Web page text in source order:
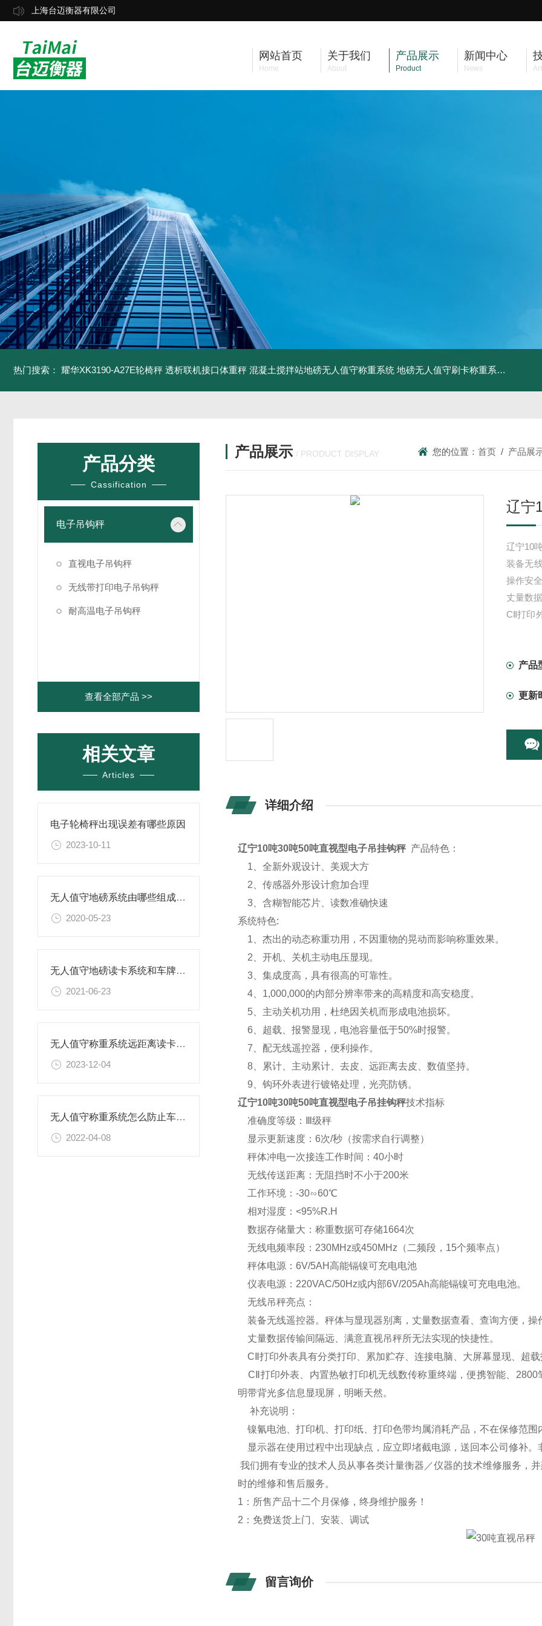
上海台迈衡器有限公司
网站首页
Home
关于我们
About
产品展示
Product
新闻中心
News
热门搜索： 耀华XK3190-A27E轮椅秤 透析联机接口体重秤 混凝土搅拌站地磅无人值守称重系统 地磅无人值守刷卡称重系统
产品分类
Cassification
电子吊钩秤
直视电子吊钩秤
无线带打印电子吊钩秤
耐高温电子吊钩秤
查看全部产品 >>
相关文章
Articles
电子轮椅秤出现误差有哪些原因
2023-10-11
无人值守地磅系统由哪些组成有什么优势
2020-05-23
无人值守地磅读卡系统和车牌识别系统的优缺点
2021-06-23
无人值守称重系统远距离读卡自动过磅功能特点
2023-12-04
无人值守称重系统怎么防止车辆过磅作假
2022-04-08
产品展示 / PRODUCT DISPLAY 您的位置：首页 / 产品展
辽宁
辽宁10
装备无
操作安
丈量数
CⅡ打印
产品
更新
详细介绍
辽宁10吨30吨50吨直视型电子吊挂钩秤产品特色：
1、全新外观设计、美观大方
2、传感器外形设计愈加合理
3、含糊智能芯片、读数准确快速
系统特色:
1、杰出的动态称重功用，不因重物的晃动而影响称重效果。
2、开机、关机主动电压显现。
3、集成度高，具有很高的可靠性。
4、1,000,000的内部分辨率带来的高精度和高安稳度。
5、主动关机功用，杜绝因关机而形成电池损坏。
6、超载、报警显现，电池容量低于50%时报警。
7、配无线遥控器，便利操作。
8、累计、主动累计、去皮、远距离去皮、数值坚持。
9、钩环外表进行镀铬处理，光亮防锈。
辽宁10吨30吨50吨直视型电子吊挂钩秤技术指标
准确度等级：Ⅲ级秤
显示更新速度：6次/秒（按需求自行调整）
秤体冲电一次接连工作时间：40小时
无线传送距离：无阻挡时不小于200米
工作环境：-30∽60℃
相对湿度：<95%R.H
数据存储量大：称重数据可存储1664次
无线电频率段：230MHz或450MHz（二频段，15个频率点）
秤体电源：6V/5AH高能镉镍可充电电池
仪表电源：220VAC/50Hz或内部6V/205Ah高能镉镍可充电电池。
无线吊秤亮点：
装备无线遥控器。秤体与显现器别离，丈量数据查看、查询方便，操
丈量数据传输间隔远、满意直视吊秤所无法实现的快捷性。
CⅡ打印外表具有分类打印、累加贮存、连接电脑、大屏幕显现、超
CⅡ打印外表、内置热敏打印机无线数传称重终端，便携智能、
明带背光多信息显现屏，明晰天然。
补充说明：
镍氰电池、打印机、打印纸、打印色带均属消耗产品，不在保修范围
显示器在使用过程中出现缺点，应立即堵截电源，送回本公司修补
我们拥有专业的技术人员从事各类计量衡器／仪器的技术维修服务，
时的维修和售后服务。
1：所售产品十二个月保修，终身维护服务！
2：免费送货上门、安装、调试
留言询价